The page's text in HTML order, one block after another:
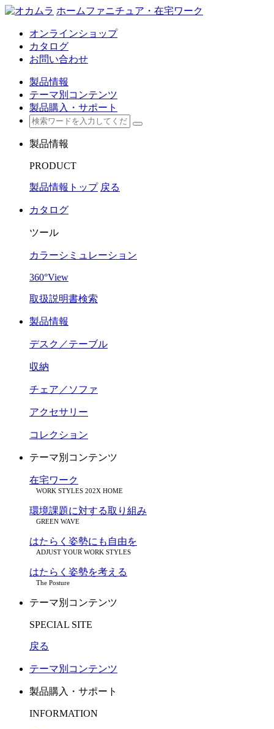
ホームファニチュア・在宅ワーク
オンラインショップ
カタログ
お問い合わせ
製品情報
テーマ別コンテンツ
製品購入・サポート
製品情報
PRODUCT
製品情報トップ 戻る
カタログ
ツール
カラーシミュレーション
360°View
取扱説明書検索
製品情報
デスク／テーブル
収納
チェア／ソファ
アクセサリー
コレクション
テーマ別コンテンツ
在宅ワーク
WORK STYLES 202X HOME
環境課題に対する取り組み
GREEN WAVE
はたらく姿勢にも自由を
ADJUST YOUR WORK STYLES
はたらく姿勢を考える
The Posture
テーマ別コンテンツ
SPECIAL SITE
戻る
テーマ別コンテンツ
製品購入・サポート
INFORMATION